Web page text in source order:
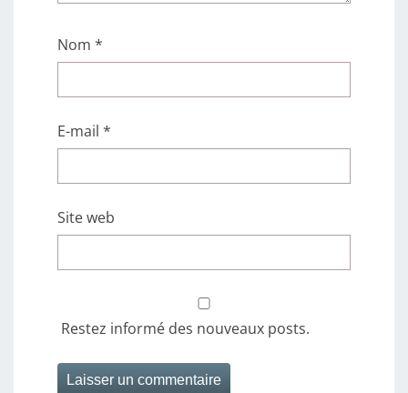
Nom *
E-mail *
Site web
Restez informé des nouveaux posts.